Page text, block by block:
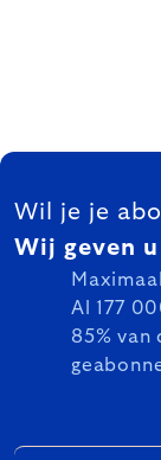
FOOTER
Wil je je
Wij geven
Al 177
85% van